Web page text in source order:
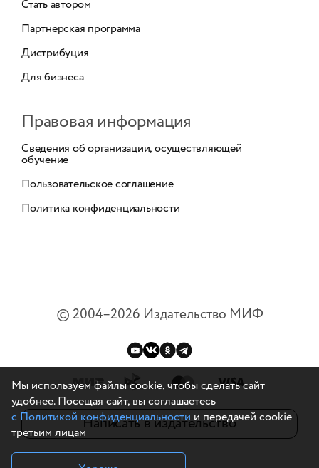
Стать автором
Партнерская программа
Дистрибуция
Для бизнеса
Правовая информация
Сведения об организации, осуществляющей
обучение
Пользовательское соглашение
Политика конфиденциальности
©2004–2026 Издательство МИФ
Написать в издательство
Мы используем файлы cookie, чтобы сделать сайт
удобнее. Посещая сайт, вы соглашаетесь
с Политикой конфиденциальностии передачей cookie
третьим лицам